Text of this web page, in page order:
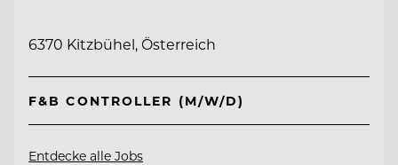
6370 Kitzbühel, Österreich
F&B CONTROLLER (M/W/D)
Entdecke alle Jobs